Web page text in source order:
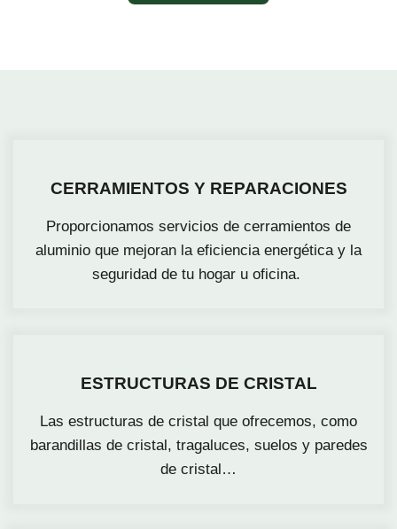
CERRAMIENTOS Y REPARACIONES
Proporcionamos servicios de cerramientos de
aluminio que mejoran la eficiencia energética y la
seguridad de tu hogar u oficina.
ESTRUCTURAS DE CRISTAL
Las estructuras de cristal que ofrecemos, como
barandillas de cristal, tragaluces, suelos y paredes
de cristal…